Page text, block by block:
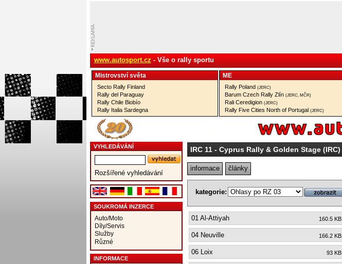
www.autosport.cz - Vše o rally sportu
Mistrovství­ světa
Secto Rally Finland
Rally del Paraguay
Rally Chile Biobío
Rally Italia Sardegna
ME
Rally Poland (JERC)
Barum Czech Rally Zlín (JERC, MČR)
Rali Ceredigion (JERC)
Rally Five Cities North of Portugal (JERC)
VYHLEDÁVÁNÍ
Rozšířené vyhledávání
SOUKROMÁ INZERCE
Auto/Moto
Díly/Servis
Služby
Různé
INFORMACE
IRC 11- Cyprus Rally & Golden Stage (IRC)
informace články
kategorie:
01 Al-Attiyah 160.5 KB
04 Neuville 166.2 KB
06 Loix 93 KB